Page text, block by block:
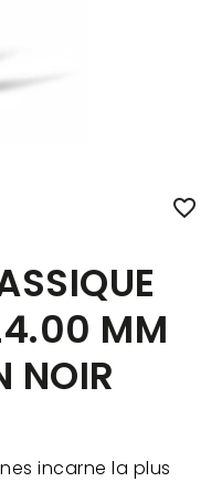

MM
NOIR
incarne la plus